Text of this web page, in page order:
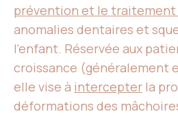
prévention et le traitement
anomalies dentaires et
l’enfant. Réservée aux
croissance (généralement
elle vise à intercepter la
déformations des